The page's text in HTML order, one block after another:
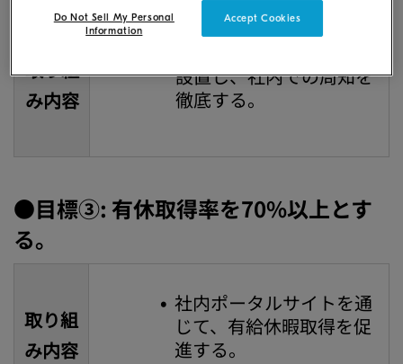
取り組
み内容
設置し、社内での周知を
徹底する。
●目標③: 有休取得率を70%以上とす
る。
取り組
み内容
社内ポータルサイトを通
じて、有給休暇取得を促
進する。
Accept Cookies
Do Not Sell My Personal
Information